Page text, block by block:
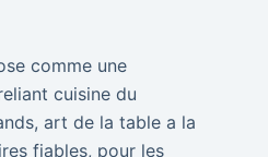
comme une
cuisine du
art de la table a la
fiables, pour les